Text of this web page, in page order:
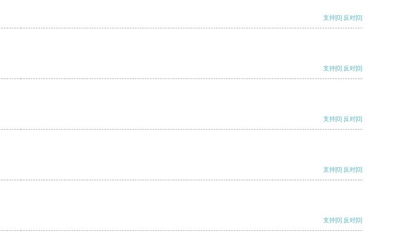
支持[0] 反对[0]
支持[0] 反对[0]
支持[0] 反对[0]
支持[0] 反对[0]
支持[0] 反对[0]